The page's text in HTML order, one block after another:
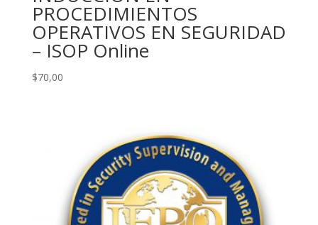
PROCEDIMIENTOS
OPERATIVOS EN SEGURIDAD
– ISOP Online
$70,00